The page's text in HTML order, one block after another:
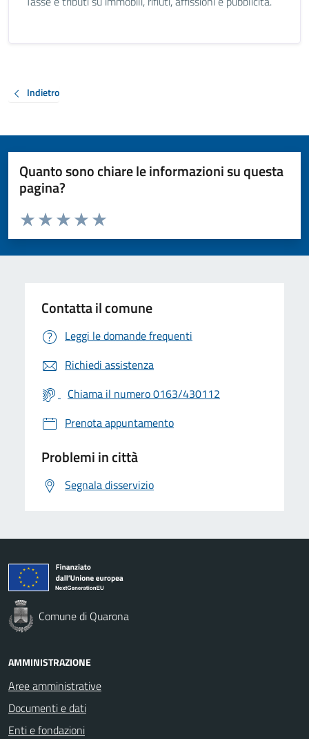
Indietro
Quanto sono chiare le informazioni su questa
pagina?
Valuta da 1 a 5 stelle la pagina
Valuta 5 stelle su 5
Valuta 4 stelle su 5
Valuta 3 stelle su 5
Valuta 2 stelle su 5
Valuta 1 stelle su 5
Contatta il comune
Leggi le domande frequenti
Richiedi assistenza
Chiama il numero 0163/430112
Prenota appuntamento
Problemi in città
Segnala disservizio
Comune di Quarona
AMMINISTRAZIONE
Aree amministrative
Documenti e dati
Enti e fondazioni